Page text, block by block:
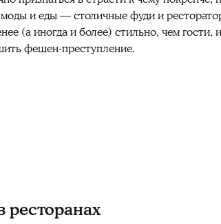
и еды — столичные фуди и
(а иногда и более) стильно, чем гости,
фешен-преступление.